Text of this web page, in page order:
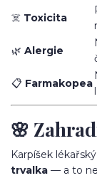
☠️ Toxicita
🌿 Alergie
📋 Farmakopea
🌸
Karpíšek
trvalka — a to